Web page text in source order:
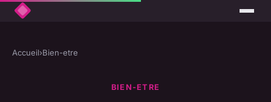
Accueil›Bien-etre
BIEN-ETRE